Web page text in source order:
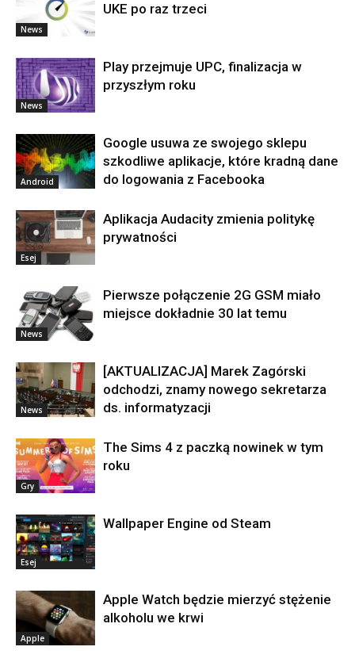
News
UKE po raz trzeci
News
Play przejmuje UPC, finalizacja w
przyszłym roku
Android
Google usuwa ze swojego sklepu
szkodliwe aplikacje, które kradną dane
do logowania z Facebooka
Esej
Aplikacja Audacity zmienia politykę
prywatności
News
Pierwsze połączenie 2G GSM miało
miejsce dokładnie 30 lat temu
News
[AKTUALIZACJA] Marek Zagórski
odchodzi, znamy nowego sekretarza
ds. informatyzacji
Gry
The Sims 4 z paczką nowinek w tym
roku
Esej
Wallpaper Engine od Steam
Apple
Apple Watch będzie mierzyć stężenie
alkoholu we krwi